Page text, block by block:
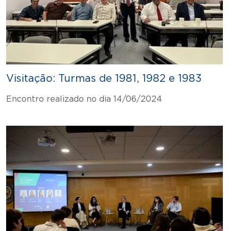
Visitação: Turmas de 1981, 1982 e 1983
Encontro realizado no dia 14/06/2024